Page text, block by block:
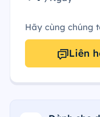
Hãy cùng chúng
Liên